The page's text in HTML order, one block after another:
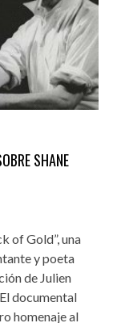
SHANE
of Gold”, una
y poeta
de Julien
documental
homenaje al